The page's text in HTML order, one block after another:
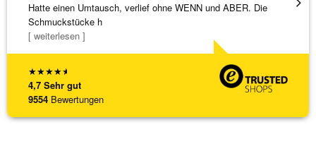
★★★★★
4,7 Sehr gut
9554 Bewertungen
Hatte einen Umtausch, verlief ohne WENN und ABER. Die
Schmuckstücke h
[ weiterlesen ]
Eine